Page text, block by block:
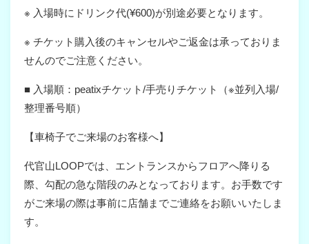
※ 入場時にドリンク代(¥600)が別途必要となります。
※ チケット購入後のキャンセルやご返金は承っておりま
せんのでご注意ください。
■ 入場順：peatixチケット/手売りチケット（※並列入場/
整理番号順）
【車椅子でご来場のお客様へ】
代官山LOOPでは、エントランスからフロアへ降りる
際、勾配の急な階段のみとなっております。お手数です
がご来場の際は事前に店舗までご連絡をお願いいたしま
す。